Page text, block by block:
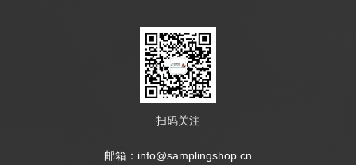
扫码关注
邮箱：info@samplingshop.cn